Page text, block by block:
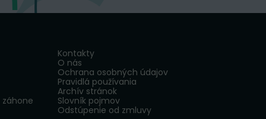
Kontakty
O nás
Ochrana osobných údajov
Pravidlá používania
Archív stránok
Slovník pojmov
Odstúpenie od zmluvy